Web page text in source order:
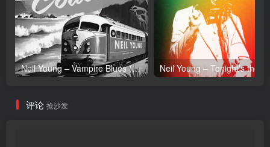
Neil Young – Vampire Blues (Live) – Single(054391239303)【24bit／96.0kHz】土耳其区
评论 抢沙发